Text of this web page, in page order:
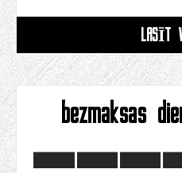
LASĪT
bezmaksas